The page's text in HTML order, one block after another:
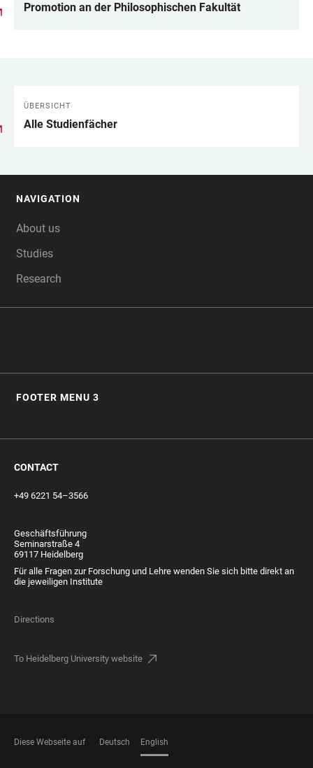
Promotion an der Philosophischen Fakultät
LINKS
ÜBERSICHT
Alle Studienfächer
NAVIGATION
About us
Studies
Research
FOOTER MENU 3
CONTACT
+49 6221 54–3566
Geschäftsführung
Seminarstraße 4
69117 Heidelberg
Für alle Fragen zur Forschung und Lehre wenden Sie sich bitte direkt an
die jeweiligen Institute
Directions
To Heidelberg University website
Diese Webseite auf Deutsch English